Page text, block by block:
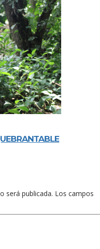
será publicada. Los campos